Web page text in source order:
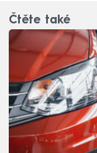
Čtěte také